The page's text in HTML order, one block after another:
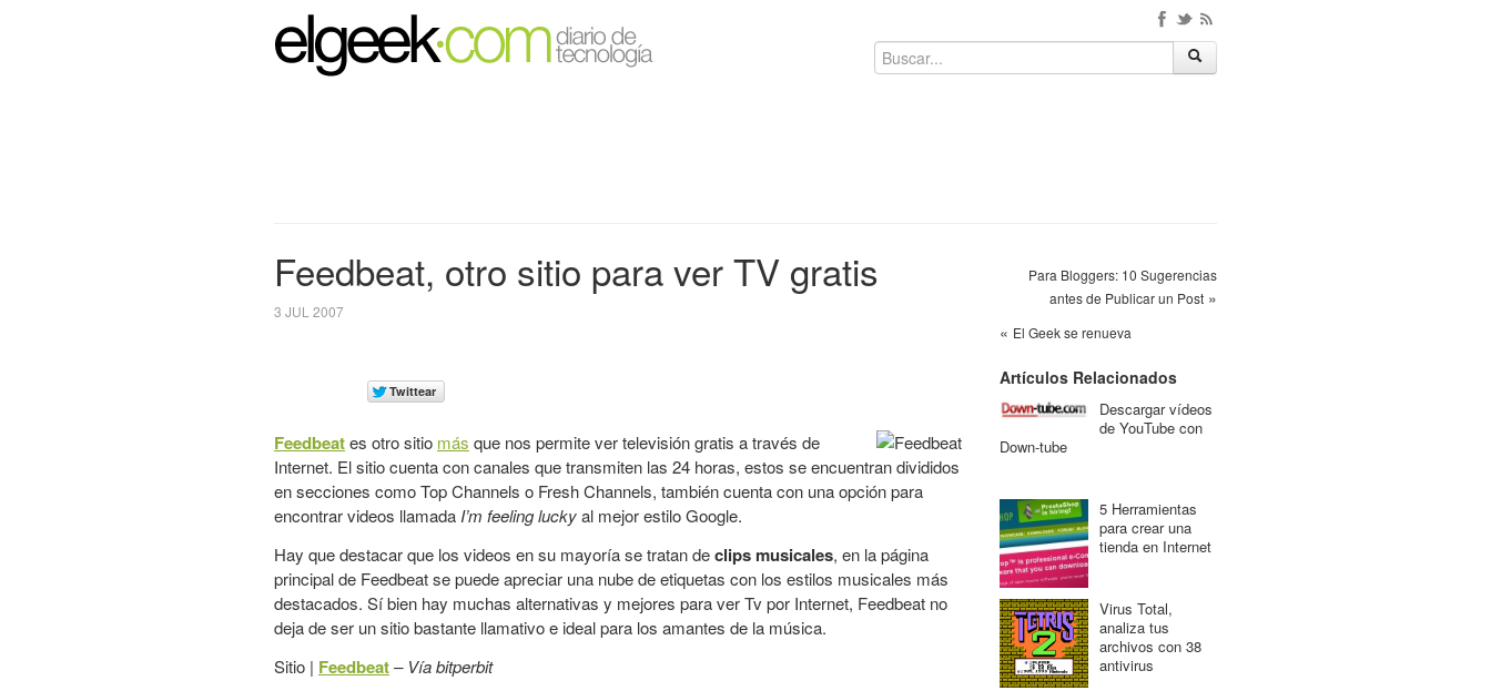
Feedbeat, otro sitio para ver TV gratis
3 JUL 2007
Feedbeates otro sitio más que nos permite ver televisión gratis a través de
Internet. El sitio cuenta con canales que transmiten las 24 horas, estos se encuentran divididos
en secciones como Top Channels o Fresh Channels, también cuenta con una opción para
encontrar videos llamada I’m feeling luckyal mejor estilo Google.
Hay que destacar que los videos en su mayoría se tratan declips musicales, en la página
principal de Feedbeat se puede apreciar una nube de etiquetas con los estilos musicales más
destacados. Sí bien hay muchas alternativas y mejores para ver Tv por Internet, Feedbeat no
deja de ser un sitio bastante llamativo e ideal para los amantes de la música.
Sitio | Feedbeat– Víabitperbit
Para Bloggers: 10 Sugerencias
antes de Publicar un Post »
« El Geek se renueva
Artículos Relacionados
Descargar vídeos
de YouTube con
Down-tube
5 Herramientas
para crear una
tienda en Internet
Virus Total,
analiza tus
archivos con 38
antivirus